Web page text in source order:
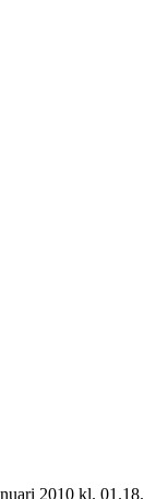
2010 kl. 01.18.